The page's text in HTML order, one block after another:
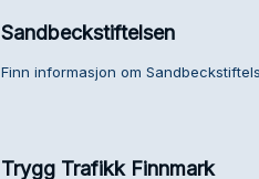
Sandbeckstiftelsen
Finn informasjon om
Trygg Trafikk Finnmark